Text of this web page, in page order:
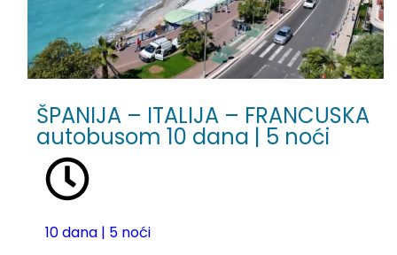
ŠPANIJA – ITALIJA – FRANCUSKA
autobusom 10 dana | 5 noći
10 dana | 5 noći